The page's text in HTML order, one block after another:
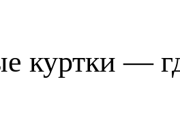
куртки —